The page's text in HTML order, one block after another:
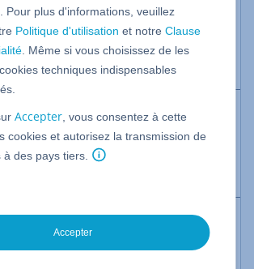
accéder à vos autres comptes e-mail
externes ou bien
à vos autres adresses POP/IMAP de
votre compte Email Pro.
fonction de Email Pro, vous pouvez
gérer tous vos comptes e-mail, par
Gmail ou Thunderbird, depuis un seul
n'avez plus à accéder séparément à
vous à Webmail
en haut à droite de la navigation
Pour plus d'informations, veuillez
Politique d'utilisation et notreClause
. Même si vous choisissez de les
cookies techniques indispensables
Accepter , vous consentez à cette
cookies et autorisez la transmission de
des pays tiers.
Accepter